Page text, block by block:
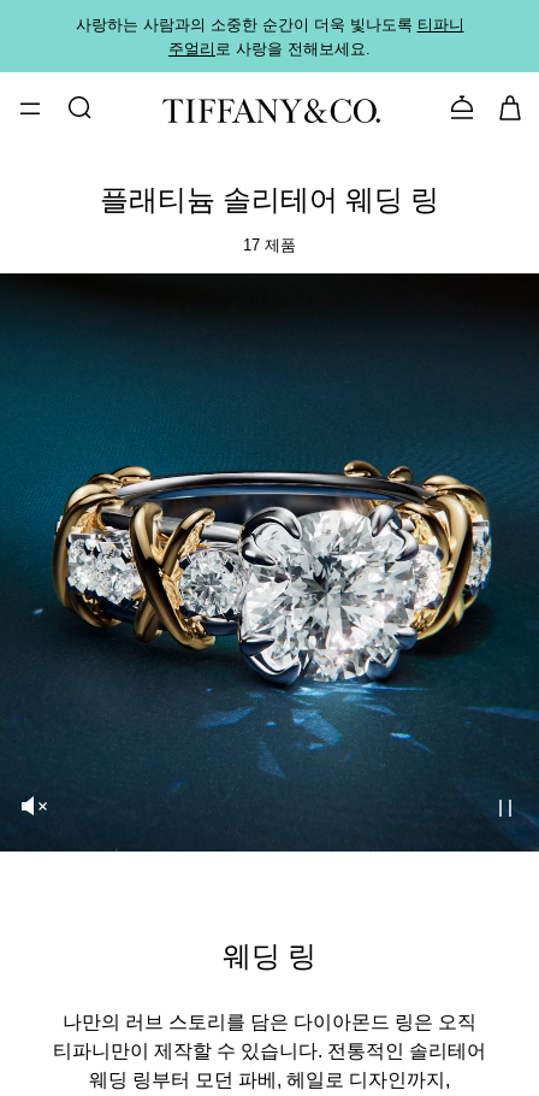
사랑하는 사람과의 소중한 순간이 더욱 빛나도록 티파니
주얼리로 사랑을 전해보세요.
문의하기
플래티늄 솔리테어 웨딩 링
17 제품
웨딩 링
나만의 러브 스토리를 담은 다이아몬드 링은 오직
티파니만이 제작할 수 있습니다. 전통적인 솔리테어
웨딩 링부터 모던 파베, 헤일로 디자인까지,